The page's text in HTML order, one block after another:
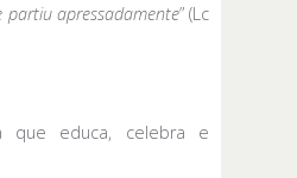
partiu apressadamente” (Lc
que educa, celebra e